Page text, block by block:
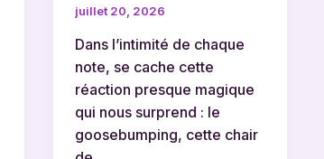
juillet 20, 2026
Dans l’intimité de chaque
note, se cache cette
réaction presque magique
qui nous surprend : le
goosebumping, cette chair